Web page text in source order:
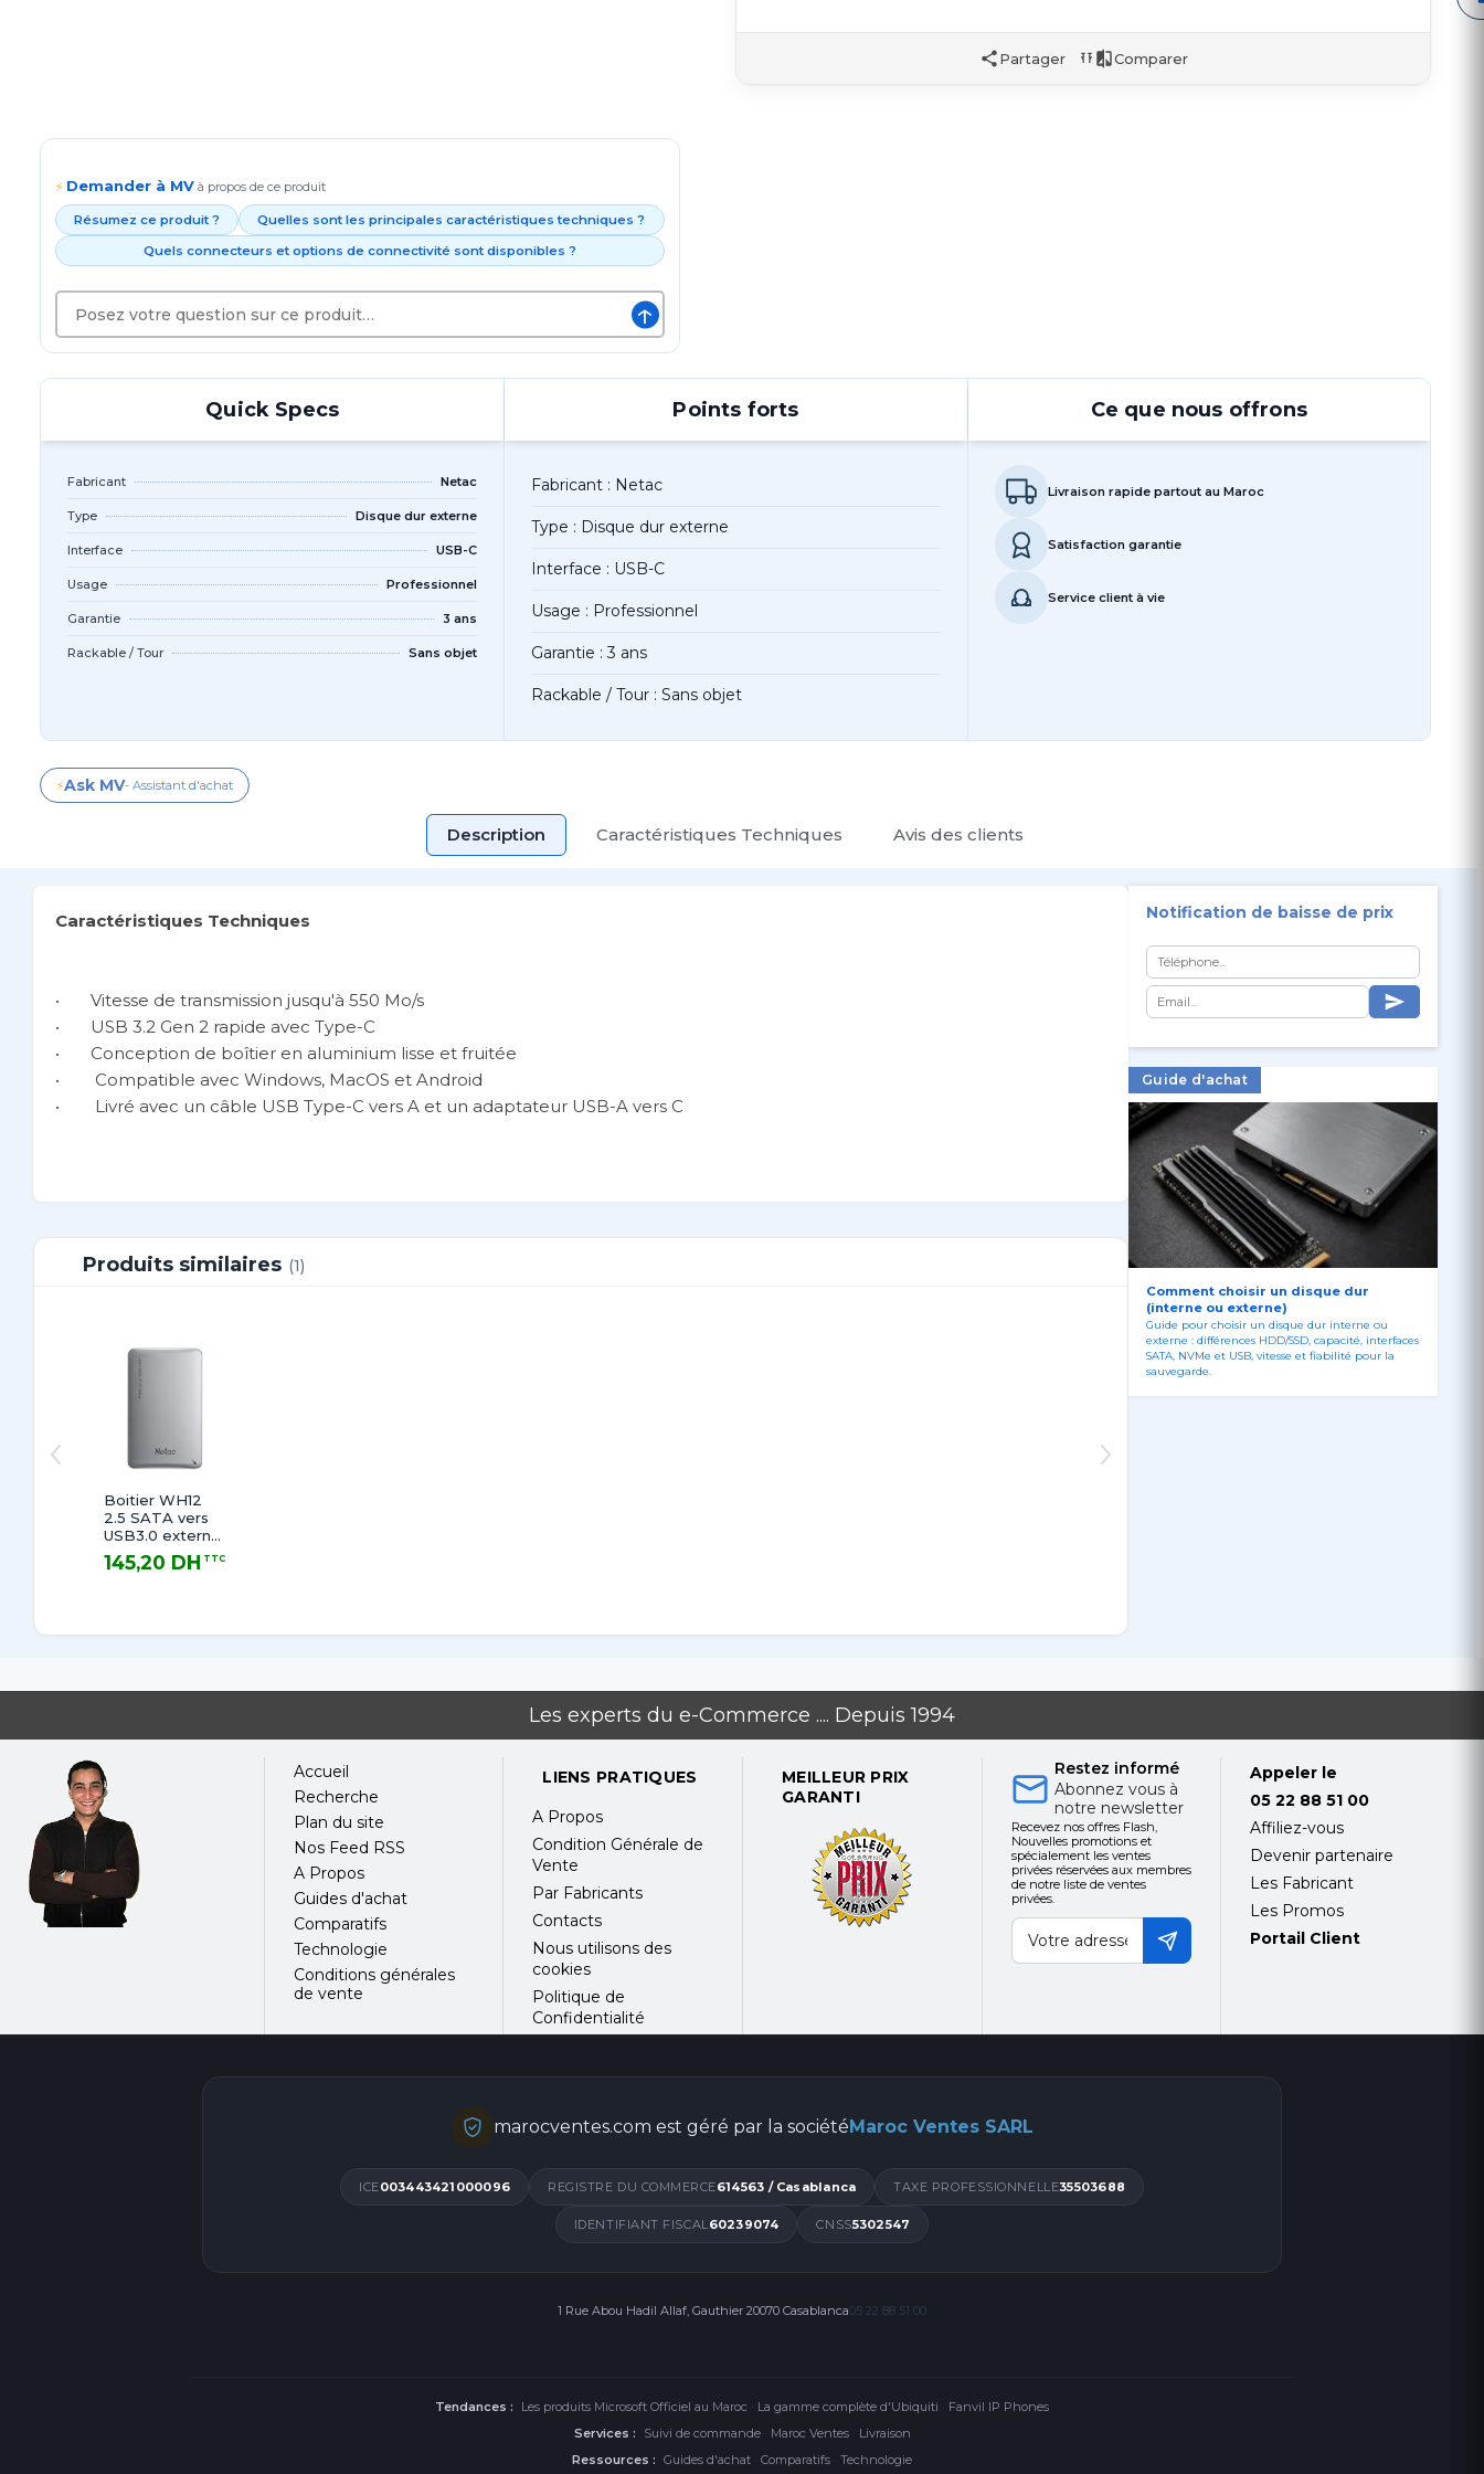
Partager Comparer
⚡ Demander à MV à propos de ce produit
Résumez ce produit ?
Quelles sont les principales caractéristiques techniques ?
Quels connecteurs et options de connectivité sont disponibles ?
↑
Quick Specs
Fabricant Netac
Type Disque dur externe
Interface USB-C
Usage Professionnel
Garantie 3 ans
Rackable / Tour Sans objet
Points forts
Fabricant : Netac
Type : Disque dur externe
Interface : USB-C
Usage : Professionnel
Garantie : 3 ans
Rackable / Tour : Sans objet
Ce que nous offrons
Livraison rapide partout au Maroc
Satisfaction garantie
Service client à vie
⚡Ask MV- Assistant d'achat
Description Caractéristiques Techniques Avis des clients
Caractéristiques Techniques
•
Vitesse de transmission jusqu'à 550 Mo/s
•
USB 3.2 Gen 2 rapide avec Type-C
•
Conception de boîtier en aluminium lisse et fruitée
•
Compatible avec Windows, MacOS et Android
•
Livré avec un câble USB Type-C vers A et un adaptateur USB-A vers C
Produits similaires (1)
Boitier WH12
2.5 SATA vers
USB3.0 externe
HDD/SSD
145,20 DH TTC
Notification de baisse de prix
Guide d'achat
Comment choisir un disque dur
(interne ou externe)
Guide pour choisir un disque dur interne ou
externe : différences HDD/SSD, capacité, interfaces
SATA, NVMe et USB, vitesse et fiabilité pour la
sauvegarde.
Les experts du e-Commerce .... Depuis 1994
Accueil
Recherche
Plan du site
Nos Feed RSS
A Propos
Guides d'achat
Comparatifs
Technologie
Conditions générales
de vente
LIENS PRATIQUES
A Propos
Condition Générale de
Vente
Par Fabricants
Contacts
Nous utilisons des
cookies
Politique de
Confidentialité
MEILLEUR PRIX
GARANTI
Restez informé
Abonnez vous à
notre newsletter
Recevez nos offres Flash,
Nouvelles promotions et
spécialement les ventes
privées réservées aux membres
de notre liste de ventes
privées.
Appeler le
05 22 88 51 00
Affiliez-vous
Devenir partenaire
Les Fabricant
Les Promos
Portail Client
marocventes.com est géré par la sociétéMaroc Ventes SARL
ICE003443421000096 REGISTRE DU COMMERCE614563 / Casablanca TAXE PROFESSIONNELLE35503688
IDENTIFIANT FISCAL60239074 CNSS5302547
1 Rue Abou Hadil Allaf, Gauthier 20070 Casablanca05 22 88 51 00
Tendances : Les produits Microsoft Officiel au Maroc · La gamme complète d'Ubiquiti · Fanvil IP Phones
Services :
Suivi de commande· Maroc Ventes· Livraison
Ressources : Guides d'achat · Comparatifs · Technologie